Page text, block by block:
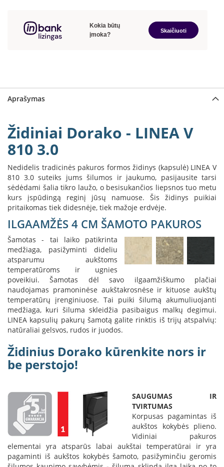
r
s
ø
B
r
o
n
i
H
e
t
a
E
l
e
k
t
r
i
n
i
a
i
i
d
a
a
k
Aprašymas
Židiniai Dorako - LINEA V
810 3.0
Nedidelis tradicinės pakuros formos židinys (kapsulė) LINEA V
810 3.0 suteiks jums šilumos ir jaukumo, pasijausite tarsi
sėdėdami šalia tikro laužo, o besisukančios liepsnos tuo metu
kurs įspūdingą reginį jūsų namuose. Šis židinys puikiai
pritaikomas tiek didesnėje, tiek mažoje erdvėje.
ILGAAMŽĖS 4 CM ŠAMOTO PAKUROS
Šamotas - tai laiko patikrinta
medžiaga, pasižyminti dideliu
atsparumu aukštoms
temperatūroms ir ugnies
poveikiui. Šamotas dėl savo ilgaamžiškumo plačiai
naudojamas pramoninėse aukštakrosnėse ir kituose aukštų
temperatūrų įrenginiuose. Tai puiki šilumą akumuliuojanti
medžiaga, kuri šiluma skleidžia pasibaigus malkų degimui.
LINEA kapsulių pakurų šamotą galite rinktis iš trijų atspalvių:
natūraliai gelsvos, rudos ir juodos.
Židinius Dorako kūrenkite nors ir
be perstojo!
SAUGUMAS IR
TVIRTUMAS
Korpusas pagamintas iš
aukštos kokybės plieno.
Vidiniai pakuros
elementai yra atsparūs labai aukštai temperatūrai ir yra
pagaminti iš aukštos kokybės šamoto, pasižyminčiu geromis